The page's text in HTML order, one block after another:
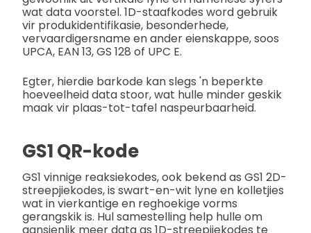
wat data voorstel. 1D-staafkodes word gebruik
vir produkidentifikasie, besonderhede,
vervaardigersname en ander eienskappe, soos
UPCA, EAN 13, GS 128 of UPC E.
Egter, hierdie barkode kan slegs 'n beperkte
hoeveelheid data stoor, wat hulle minder geskik
maak vir plaas-tot-tafel naspeurbaarheid.
GS1 QR-kode
GS1 vinnige reaksiekodes, ook bekend as GS1 2D-
streepjiekodes, is swart-en-wit lyne en kolletjies
wat in vierkantige en reghoekige vorms
gerangskik is. Hul samestelling help hulle om